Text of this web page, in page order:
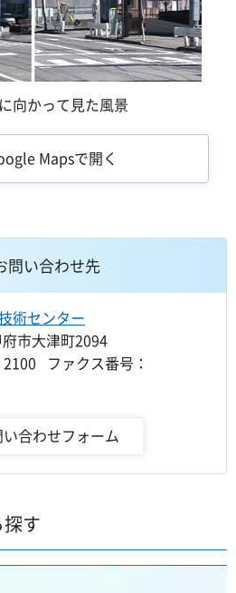
向かって見た風景
Mapsで開く
問い合わせ先
術センター
市大津町2094
ファクス番号：
す